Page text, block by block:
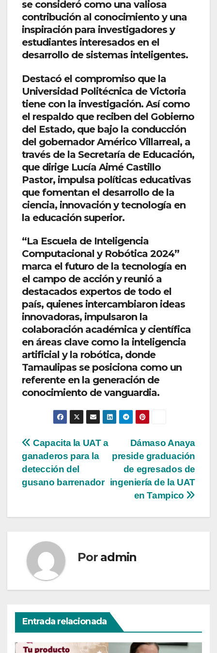
se consideró como una valiosa
contribución al conocimiento y una
inspiración para investigadores y
estudiantes interesados en el
desarrollo de sistemas inteligentes.
Destacó el compromiso que la
Universidad Politécnica de Victoria
tiene con la investigación. Así como
el respaldo que reciben del Gobierno
del Estado, que bajo la conducción
del gobernador Américo Villarreal, a
través de la Secretaría de Educación,
que dirige Lucía Aimé Castillo
Pastor, impulsa políticas educativas
que fomentan el desarrollo de la
ciencia, innovación y tecnología en
la educación superior.
“La Escuela de Inteligencia
Computacional y Robótica 2024”
marca el futuro de la tecnología en
el campo de acción y reunió a
destacados expertos de todo el
país, quienes intercambiaron ideas
innovadoras, impulsaron la
colaboración académica y científica
en áreas clave como la inteligencia
artificial y la robótica, donde
Tamaulipas se posiciona como un
referente en la generación de
conocimiento de vanguardia.
Navegación
de
entradas
Dámaso Anaya
preside graduación
de egresados de
ingeniería de la UAT
en Tampico
Capacita la UAT a
ganaderos para la
detección del
gusano barrenador
Por admin
Entrada relacionada